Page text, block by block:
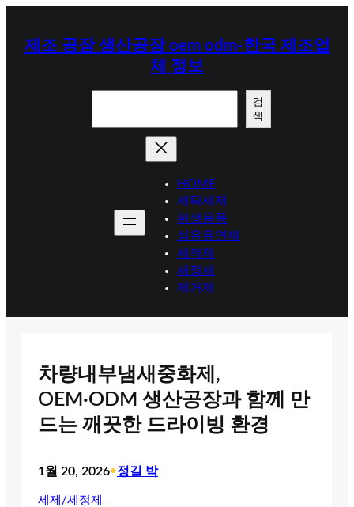
제조 공장 생산공장 oem odm-한국 제조업
체 정보
검
색
HOME
세탁세제
위생용품
섬유유연제
세척제
세정제
제거제
차량내부냄새중화제,
OEM·ODM 생산공장과 함께 만
드는 깨끗한 드라이빙 환경
1월 20, 2026•정길 박
세제/세정제